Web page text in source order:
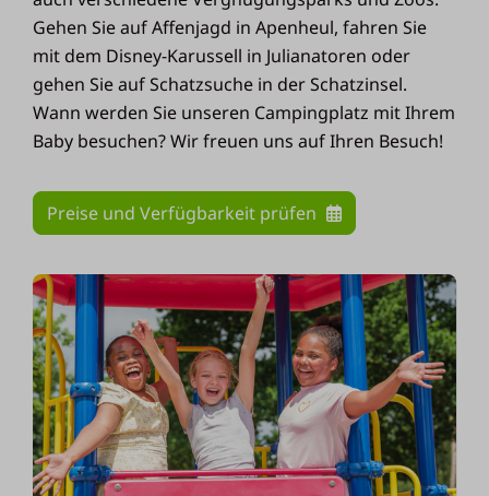
Gehen Sie auf Affenjagd in Apenheul, fahren Sie
mit dem Disney-Karussell in Julianatoren oder
gehen Sie auf Schatzsuche in der Schatzinsel.
Wann werden Sie unseren Campingplatz mit Ihrem
Baby besuchen? Wir freuen uns auf Ihren Besuch!
Preise und Verfügbarkeit prüfen